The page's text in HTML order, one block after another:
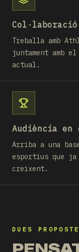
Treballa amb
juntament amb
actual.
Audiència en
Arriba a una
esportius que
creixent.
DUES